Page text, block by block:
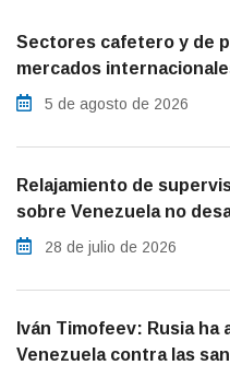
Sectores cafetero y de
mercados
5 de agosto de 2026
Relajamiento de
sobre Venezuela no
28 de julio de 2026
Iván Timofeev: Rusia ha
Venezuela contra las